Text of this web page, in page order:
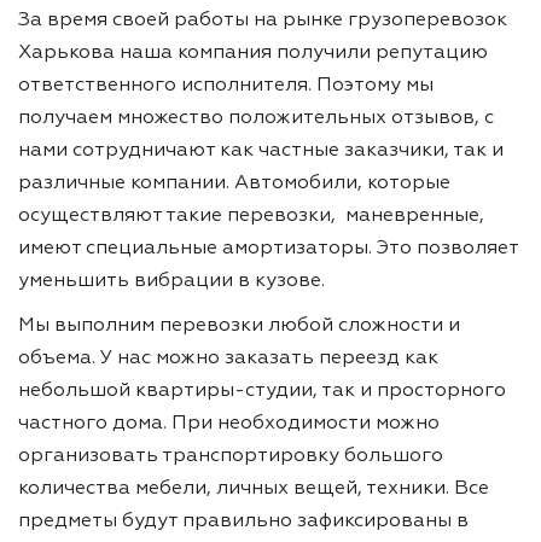
За время своей работы на рынке грузоперевозок
Харькова наша компания получили репутацию
ответственного исполнителя. Поэтому мы
получаем множество положительных отзывов, с
нами сотрудничают как частные заказчики, так и
различные компании. Автомобили, которые
осуществляют такие перевозки, маневренные,
имеют специальные амортизаторы. Это позволяет
уменьшить вибрации в кузове.
Мы выполним перевозки любой сложности и
объема. У нас можно заказать переезд как
небольшой квартиры-студии, так и просторного
частного дома. При необходимости можно
организовать транспортировку большого
количества мебели, личных вещей, техники. Все
предметы будут правильно зафиксированы в